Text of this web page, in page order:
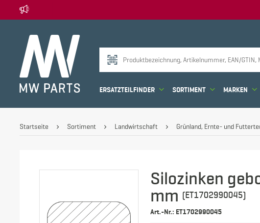
ERSATZTEILFINDER SORTIMENT MARKEN
Startseite Sortiment Landwirtschaft Grünland, Ernte- und
Silozinken
mm (ET1702990045)
Art.-Nr.: ET1702990045